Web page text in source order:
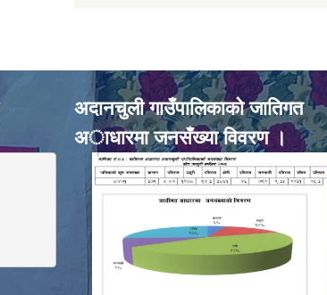
अदानचुली गाउँपालिकाकाे जातिगत
अाधारमा जनसँख्या विवरण ।